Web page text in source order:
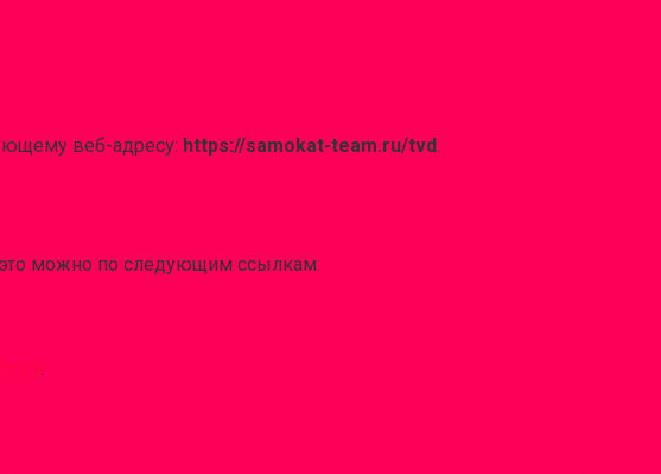
веб-адресу: https://samokat-team.ru/tvd.
можно по следующим ссылкам:
.